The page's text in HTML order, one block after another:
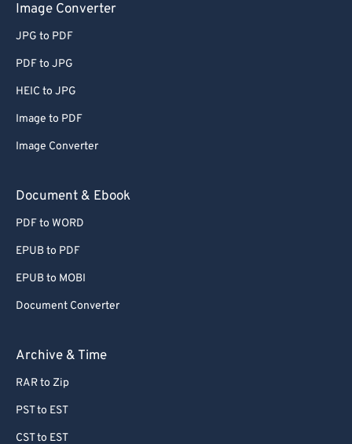
Image Converter
JPG to PDF
PDF to JPG
HEIC to JPG
Image to PDF
Image Converter
Document & Ebook
PDF to WORD
EPUB to PDF
EPUB to MOBI
Document Converter
Archive & Time
RAR to Zip
PST to EST
CST to EST